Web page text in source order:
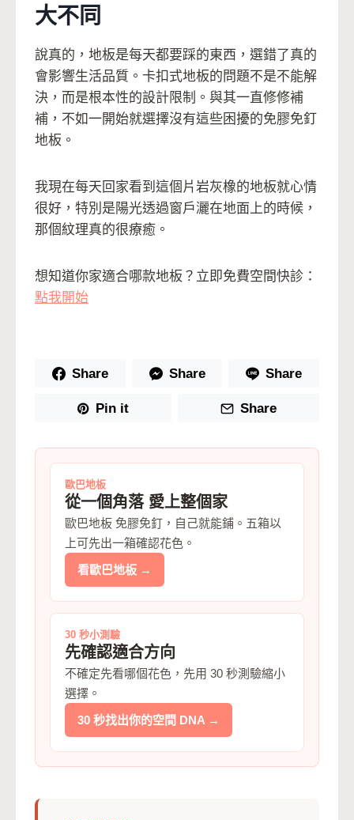
大不同
說真的，地板是每天都要踩的東西，選錯了真的
會影響生活品質。卡扣式地板的問題不是不能解
決，而是根本性的設計限制。與其一直修修補
補，不如一開始就選擇沒有這些困擾的免膠免釘
地板。
我現在每天回家看到這個片岩灰橡的地板就心情
很好，特別是陽光透過窗戶灑在地面上的時候，
那個紋理真的很療癒。
想知道你家適合哪款地板？立即免費空間快診：
點我開始
Share Share Share
Pin it Share
歐巴地板
從一個角落 愛上整個家
歐巴地板 免膠免釘，自己就能鋪。五箱以
上可先出一箱確認花色。
看歐巴地板 →
30 秒小測驗
先確認適合方向
不確定先看哪個花色，先用 30 秒測驗縮小
選擇。
30 秒找出你的空間 DNA →